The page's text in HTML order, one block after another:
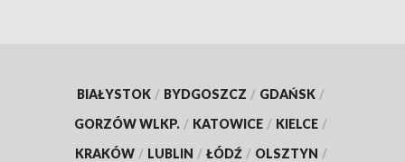
BIAŁYSTOK / BYDGOSZCZ / GDAŃSK /
GORZÓW WLKP. / KATOWICE / KIELCE /
KRAKÓW / LUBLIN / ŁÓDŹ / OLSZTYN /